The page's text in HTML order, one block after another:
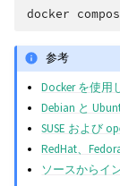
docker
参考
Docker を使用
Debian と
SUSE および
RedHat、
ソースからイ